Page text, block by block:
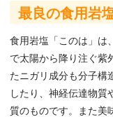
最良の食用岩
食用岩塩「このは」は
で太陽から降り注ぐ紫
たニガリ成分も分子構
したり、神経伝達物質
質のものです。また美